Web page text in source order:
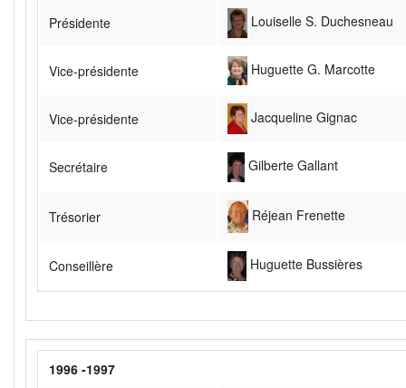
Présidente Louiselle S. Duchesneau
Vice-présidente Huguette G. Marcotte
Vice-présidente Jacqueline Gignac
Secrétaire Gilberte Gallant
Trésorier Réjean Frenette
Conseillère Huguette Bussières
1996 -1997